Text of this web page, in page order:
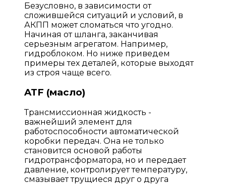
Безусловно, в зависимости от
сложившейся ситуаций и условий, в
АКПП может сломаться что угодно.
Начиная от шланга, заканчивая
серьезным агрегатом. Например,
гидроблоком. Но ниже приведем
примеры тех деталей, которые выходят
из строя чаще всего.
ATF (масло)
Трансмиссионная жидкость -
важнейший элемент для
работоспособности автоматической
коробки передач. Она не только
становится основой работы
гидротрансформатора, но и передает
давление, контролирует температуру,
смазывает трущиеся друг о друга